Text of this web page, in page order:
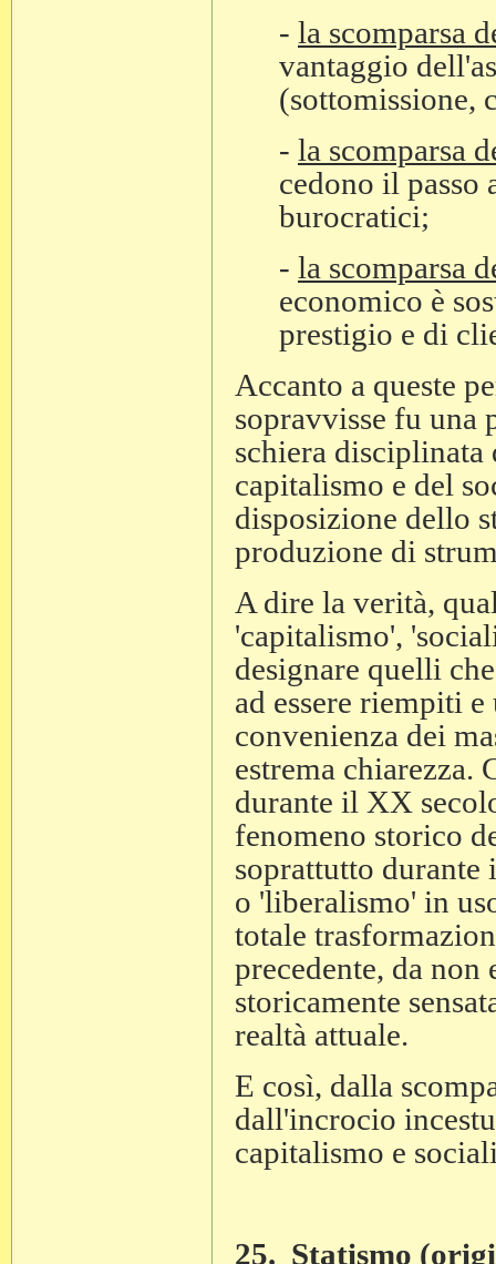
- la scomparsa
vantaggio
(sottomissione,
- la scomparsa
cedono il passo
burocratici;
- la scomparsa
economico è
prestigio e di
Accanto a queste
sopravvisse fu una
schiera
capitalismo e del
disposizione dello
produzione di
A dire la verità,
'capitalismo',
designare quelli
ad essere riempiti
convenienza dei
estrema chiarezza.
durante il XX
fenomeno storico
soprattutto
o 'liberalismo' in
totale
precedente, da
storicamente
realtà attuale.
E così, dalla
dall'incrocio
capitalismo e
25. Statismo